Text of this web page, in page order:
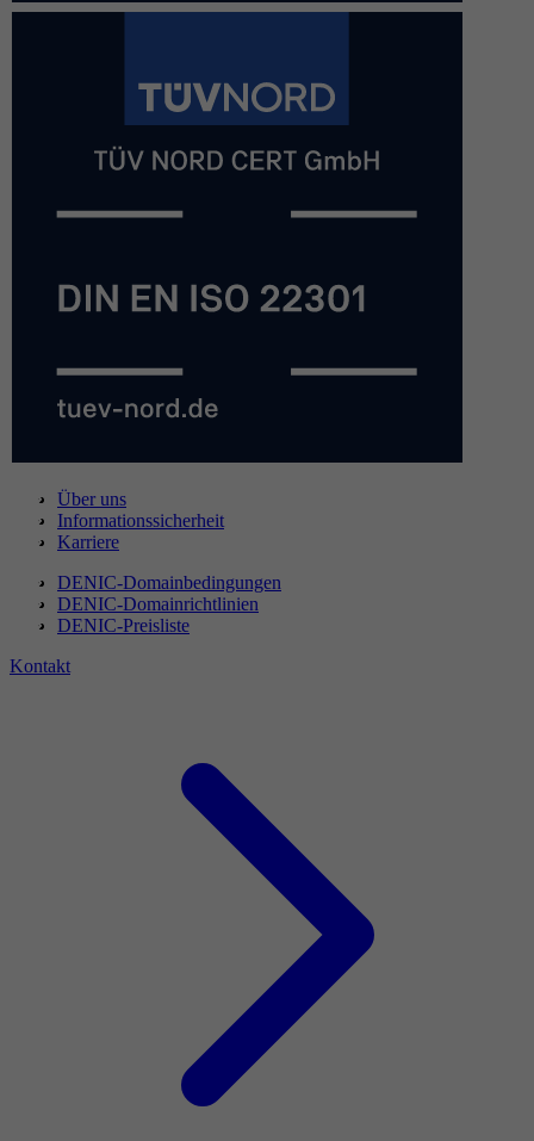
Über uns
Informationssicherheit
Karriere
DENIC-Domainbedingungen
DENIC-Domainrichtlinien
DENIC-Preisliste
Kontakt